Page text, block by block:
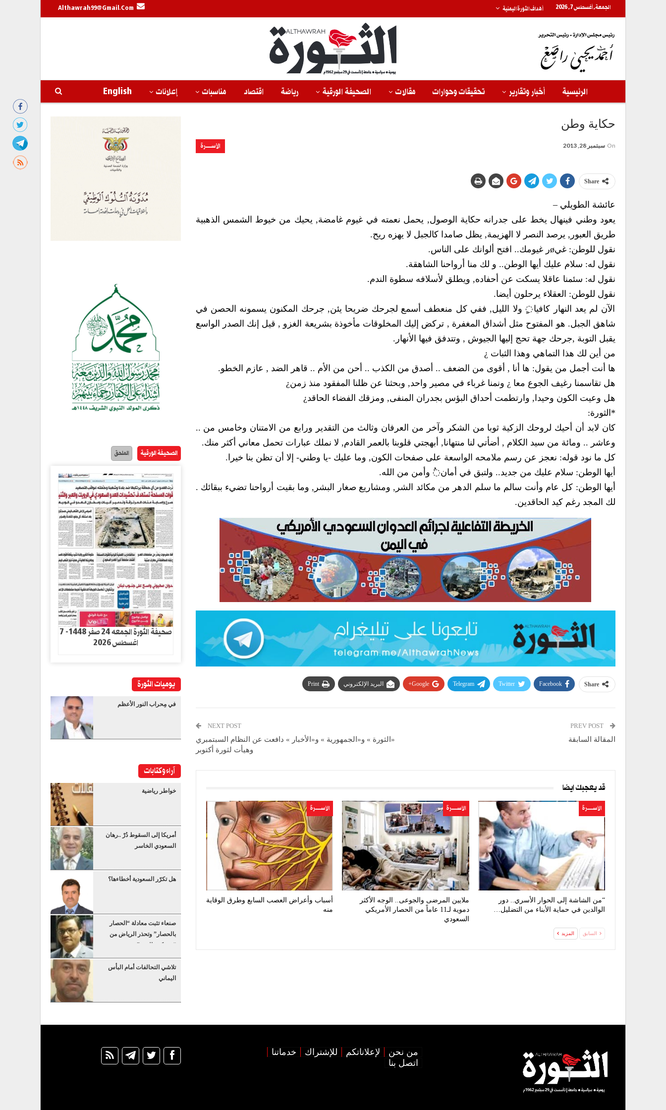
الجمعة, أغسطس 7, 2026 أهداف الثورة اليمنية Althawrah99@gmail.com
الرئيسية أخبار وتقارير تحقيقات وحوارات مقالات الصحيفة الورقية رياضة اقتصاد مناسبات إعلانات English
حكاية وطن
الأســــــرة On سبتمبر 28, 2013
Share
عائشة الطويلي –
يعود وطني فينهال يخط على جدرانه حكاية الوصول, يحمل نعمته في غيوم غامضة, يحيك من خيوط الشمس الذهبية
طريق العبور, يرصد النصر لا الهزيمة, يظل صامدا كالجبل لا يهزه ريح.
نقول للوطن: غيøر غيومك.. افتح ألوانك على الناس.
نقول له: سلام عليك أيها الوطن.. و لك منا أرواحنا الشاهقة.
نقول له: سئمنا عاقلا يسكت عن أحفاده, ويطلق لأسلافه سطوة الندم.
نقول للوطن: العقلاء يرحلون أيضا.
الآن لم يعد النهار كافيا◌ٍ ولا الليل, ففي كل منعطف أسمع لجرحك ضريحا يئن, جرحك المكنون يسمونه الحصن في
شاهق الجبل. هو المفتوح مثل أشداق المغفرة , تركض إليك المخلوقات مأخوذة بشريعة الغزو , قيل إنك الصدر الواسع
يقبل التوبة ,جرحك جهة تحج إليها الجيوش , وتتدفق فيها الأنهار.
من أين لك هذا التماهي وهذا الثبات ¿
ها أنت أجمل من يقول: ها أنا , أقوى من الضعف .. أصدق من الكذب .. أحن من الأم .. قاهر الضد , عازم الخطو.
هل تقاسمنا رغيف الجوع معا ¿ ونمنا غرباء في مصير واحد, وبحثنا عن ظلنا المفقود منذ زمن¿
هل وعيت الكون وحيدا, وارتطمت أحداق البؤس بجدران المنفى, ومزقك الفضاء الحاقد¿
*الثورة:
كان لابد أن أحيك لروحك الزكية ثوبا من الشكر وآخر من العرفان وثالث من التقدير ورابع من الامتنان وخامس من ..
وعاشر .. ومائة من سيد الكلام , أضأتي لنا منتهانا, أبهجتي قلوبنا بالعمر القادم, لا نملك عبارات تحمل معاني أكثر منك.
كل ما نود قوله: نعجز عن رسم ملامحه الواسعة على صفحات الكون, وما عليك -يا وطني- إلا أن تظن بنا خيرا.
أيها الوطن: سلام عليك من جديد.. ولتبق في أمان◌ُ وأمن من الله.
أيها الوطن: كل عام وأنت سالم ما سلم الدهر من مكائد الشر, ومشاريع صغار البشر, وما بقيت أرواحنا تضيء ببقائك .
لك المجد رغم كيد الحاقدين.
Share
Facebook
Twitter
Telegram
Google+ البريد الإلكتروني Print
المقالة السابقة
NEXT POST
«الثورة » و«الجمهورية » و«الأخبار » دافعت عن النظام السبتمبري
وهيأت لثورة أكتوبر
قد يعجبك ايضا
الأســــــرة
“من الشاشة إلى الحوار الأسري.. دور
الوالدين في حماية الأبناء من التضليل…
الأســــــرة
ملايين المرضى والجوعى.. الوجه الأكثر
دموية لـ11 عاماً من الحصار الأمريكي
السعودي
الأســــــرة
أسباب وأعراض العصب السابع وطرق الوقاية
منه
السابق المزيد
الصحيفة الورقية الملحق
صحيفة الثورة الجمعه 24 صفر 1448- 7
اغسطس 2026
يوميات الثورة
في مِحراب النور الأعظم
آراء وكتابات
خواطر رياضية
أمريكا إلى السقوط دُرْ ..رهان
السعودي الخاسر
هل تكرّر السعودية أخطاءها؟
صنعاء تثبت معادلة “الحصار
بالحصار” وتحذر الرياض من
“عسكرة البحر”
تلاشي التحالفات أمام البأس
اليماني
من نحن لإعلاناتكم للإشتراك
خدماتنا
اتصل بنا